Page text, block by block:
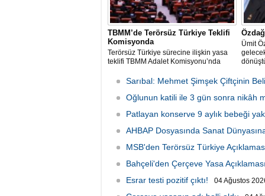
TBMM’de Terörsüz Türkiye Teklifi
Komisyonda
Terörsüz Türkiye sürecine ilişkin yasa
teklifi TBMM Adalet Komisyonu’nda
Ümit
Sarıbal: Mehmet Şimşek Çiftçinin
Oğlunun katili ile 3 gün sonra nikâh
Patlayan konserve 9 aylık bebeği
AHBAP Dosyasında Sanat
MSB'den Terörsüz Türkiye
Bahçeli'den Çerçeve Yasa Açıklaması
Esrar testi pozitif çıktı! 04 Ağustos